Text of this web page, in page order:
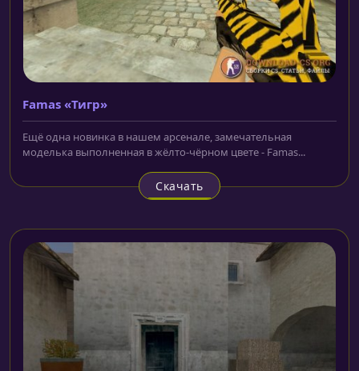
Famas «Тигр»
Ещё одна новинка в нашем арсенале, замечательная
моделька выполненная в жёлто-чёрном цвете - Famas...
Скачать